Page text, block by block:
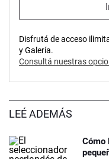
Disfrutá de acceso
y Galería.
Consultá nuestras
LEÉ ADEMÁS
Cómo